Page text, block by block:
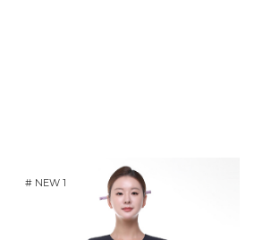
# NEW 1